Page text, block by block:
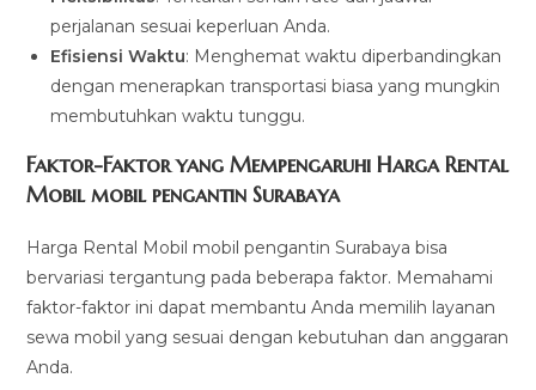
perjalanan sesuai keperluan Anda.
Efisiensi Waktu: Menghemat waktu diperbandingkan
dengan menerapkan transportasi biasa yang mungkin
membutuhkan waktu tunggu.
Faktor-Faktor yang Mempengaruhi Harga Rental
Mobil mobil pengantin Surabaya
Harga Rental Mobil mobil pengantin Surabaya bisa
bervariasi tergantung pada beberapa faktor. Memahami
faktor-faktor ini dapat membantu Anda memilih layanan
sewa mobil yang sesuai dengan kebutuhan dan anggaran
Anda.